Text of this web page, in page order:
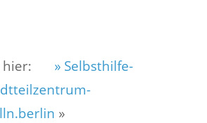
hier:
» Selbsthilfe-
»